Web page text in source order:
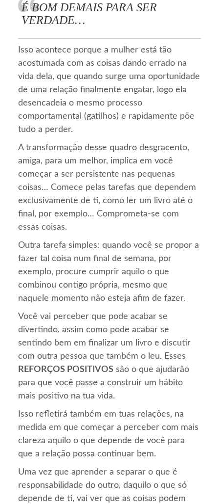
É BOM DEMAIS PARA SER
VERDADE…
Isso acontece porque a mulher está tão
acostumada com as coisas dando errado na
vida dela, que quando surge uma oportunidade
de uma relação finalmente engatar, logo ela
desencadeia o mesmo processo
comportamental (gatilhos) e rapidamente põe
tudo a perder.
A transformação desse quadro desgracento,
amiga, para um melhor, implica em você
começar a ser persistente nas pequenas
coisas… Comece pelas tarefas que dependem
exclusivamente de ti, como ler um livro até o
final, por exemplo… Comprometa-se com
essas coisas.
Outra tarefa simples: quando você se propor a
fazer tal coisa num final de semana, por
exemplo, procure cumprir aquilo o que
combinou contigo própria, mesmo que
naquele momento não esteja afim de fazer.
Você vai perceber que pode acabar se
divertindo, assim como pode acabar se
sentindo bem em finalizar um livro e discutir
com outra pessoa que também o leu. Esses
REFORÇOS POSITIVOS são o que ajudarão
para que você passe a construir um hábito
mais positivo na tua vida.
Isso refletirá também em tuas relações, na
medida em que começar a perceber com mais
clareza aquilo o que depende de você para
que a relação possa continuar bem.
Uma vez que aprender a separar o que é
responsabilidade do outro, daquilo o que só
depende de ti, vai ver que as coisas podem